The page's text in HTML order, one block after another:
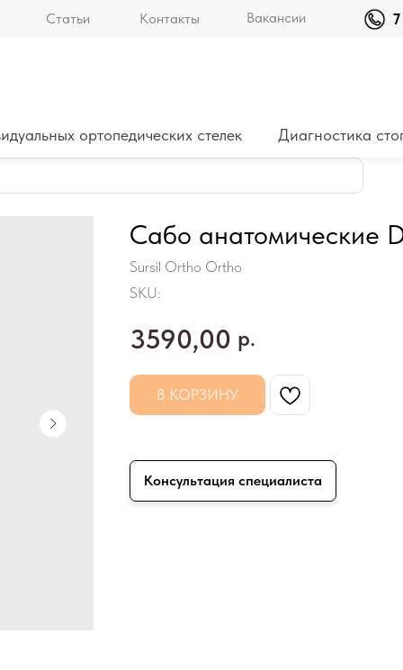
Вакансии
Контакты
Статьи
ортопедических стелек Диагностика
Сабо анатомические
Sursil Ortho Ortho
SKU:
3590,00 р.
В КОРЗИНУ
Консультация специалиста